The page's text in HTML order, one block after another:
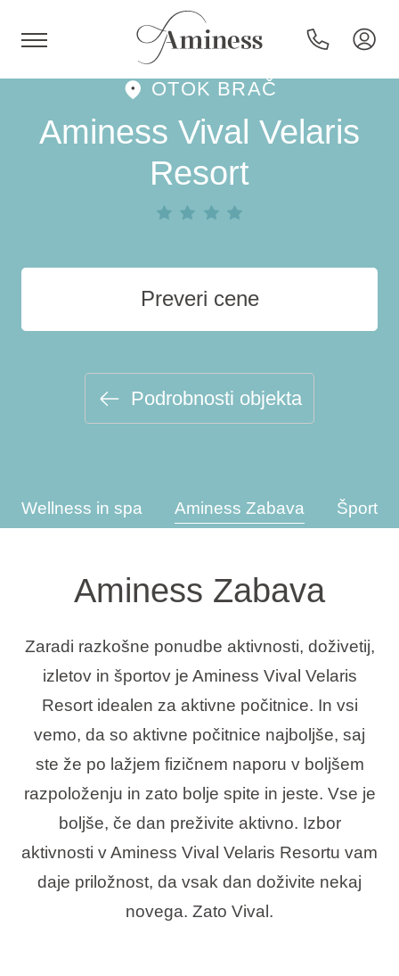
HR
Hoteli in resorti
Kampi
Destinacije
Vrste počitnic
Blagovne znamke
Blogovi
OTOK BRAČ
Aminess Vival Velaris
Resort
Preveri cene
Podrobnosti objekta
Wellness in spa Aminess Zabava
Aminess Zabava
Zaradi razkošne ponudbe aktivnosti, doživetij,
izletov in športov je Aminess Vival Velaris
Resort idealen za aktivne počitnice. In vsi
vemo, da so aktivne počitnice najboljše, saj
ste že po lažjem fizičnem naporu v boljšem
razpoloženju in zato bolje spite in jeste. Vse je
boljše, če dan preživite aktivno. Izbor
aktivnosti v Aminess Vival Velaris Resortu vam
daje priložnost, da vsak dan doživite nekaj
novega. Zato Vival.